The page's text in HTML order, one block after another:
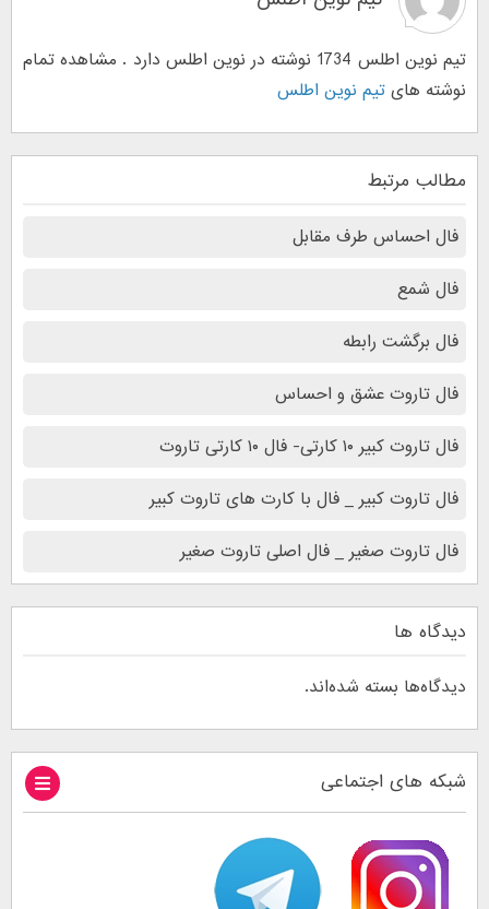
تیم نوین اطلس 1734 نوشته در نوین اطلس دارد . مشاهده تمام
نوشته های تیم نوین اطلس
مطالب مرتبط
فال احساس طرف مقابل
فال شمع
فال برگشت رابطه
فال تاروت عشق و احساس
فال تاروت کبیر ۱۰ کارتی- فال ۱۰ کارتی تاروت
فال تاروت کبیر _ فال با کارت های تاروت کبیر
فال تاروت صغیر _ فال اصلی تاروت صغیر
دیدگاه ها
دیدگاه‌ها بسته شده‌اند.
شبکه های اجتماعی